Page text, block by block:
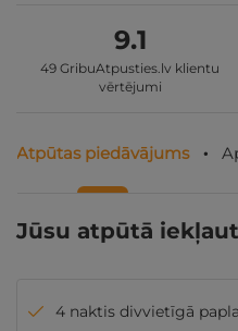
9.1
49 GribuAtpusties.lv klientu
vērtējumi
Atpūtas piedāvājums
Jūsu atpūtā
4 naktis divvietīgā